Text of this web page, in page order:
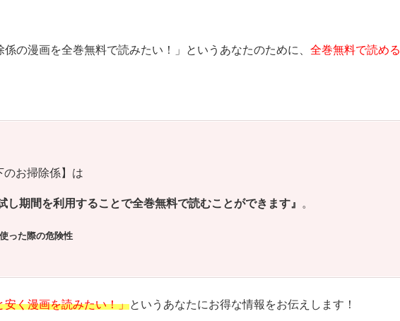
係の漫画を全巻無料で読みたい！」というあなたのために、全巻無料で読める
のお掃除係】は
し期間を利用することで全巻無料で読むことができます』 。
った際の危険性
安く漫画を読みたい！」というあなたにお得な情報をお伝えします！